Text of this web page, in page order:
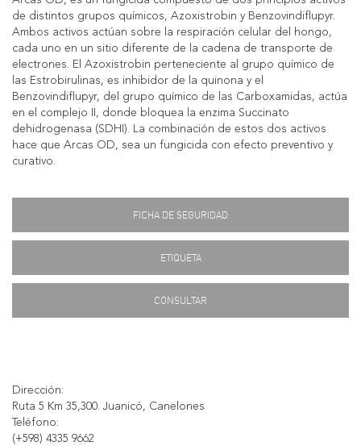
de distintos grupos químicos, Azoxistrobin y Benzovindiflupyr.
Ambos activos actúan sobre la respiración celular del hongo,
cada uno en un sitio diferente de la cadena de transporte de
electrones. El Azoxistrobin perteneciente al grupo químico de
las Estrobirulinas, es inhibidor de la quinona y el
Benzovindiflupyr, del grupo químico de las Carboxamidas, actúa
en el complejo II, donde bloquea la enzima Succinato
dehidrogenasa (SDHI). La combinación de estos dos activos
hace que Arcas OD, sea un fungicida con efecto preventivo y
curativo.
FICHA DE SEGURIDAD
ETIQUETA
CONSULTAR
Dirección:
Ruta 5 Km 35,300. Juanicó, Canelones
Teléfono:
(+598) 4335 9662